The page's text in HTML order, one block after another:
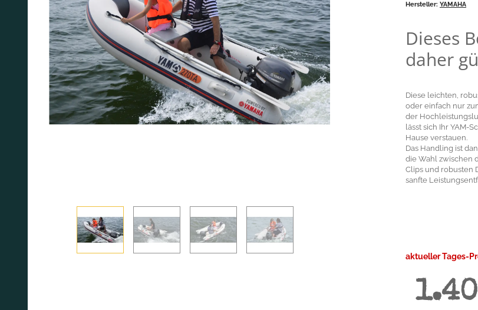
Hersteller: YAMAHA
Dieses
daher
Diese leichten,
oder einfach nur
der
lässt sich Ihr YAM-
Hause verstauen.
Das Handling ist
die Wahl zwischen
Clips und robusten
sanfte
aktueller Tages-